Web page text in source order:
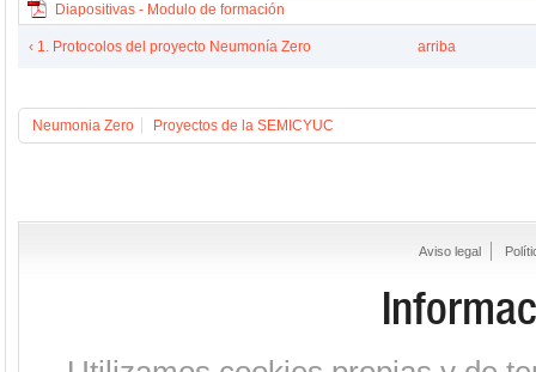
Diapositivas - Modulo de formación
‹ 1. Protocolos del proyecto Neumonía Zero arriba
Neumonia Zero Proyectos de la SEMICYUC
Aviso legal